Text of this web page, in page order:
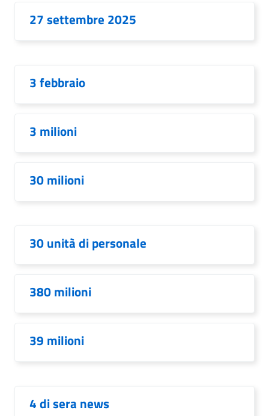
27 settembre 2025
3 febbraio
3 milioni
30 milioni
30 unità di personale
380 milioni
39 milioni
4 di sera news